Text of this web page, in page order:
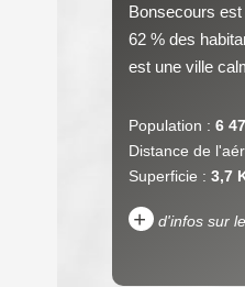
Bonsecours
62 % des
est une ville
Population : 6
Distance de
Superficie : 3,7
+ d'infos sur